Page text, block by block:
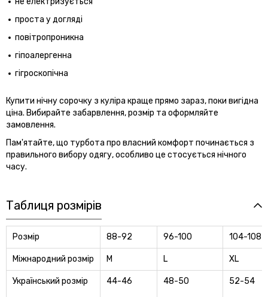
проста у догляді
повітропроникна
гіпоалергенна
гігроскопічна
Купити нічну сорочку з куліра краще прямо зараз, поки вигідна
ціна. Вибирайте забарвлення, розмір та оформляйте
замовлення.
Пам'ятайте, що турбота про власний комфорт починається з
правильного вибору одягу, особливо це стосується нічного
часу.
Таблиця розмірів
Розмір 88-92 96-100 104-108
Міжнародний розмір M L XL
Український розмір 44-46 48-50 52-54